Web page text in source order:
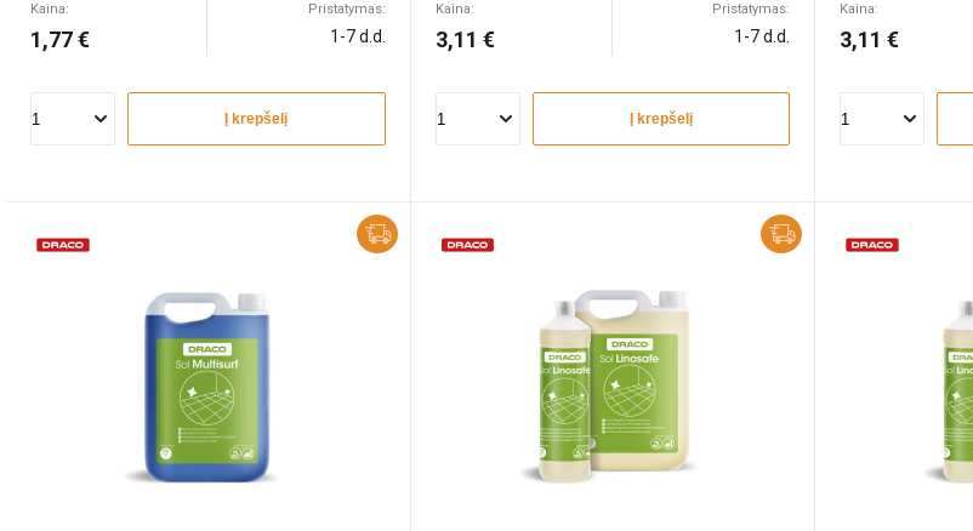
Kaina:
1,77 €
Pristatymas:
1-7 d.d.
Į krepšelį
Kaina:
3,11 €
Pristatymas:
1-7 d.d.
Į krepšelį
Kaina:
3,11 €